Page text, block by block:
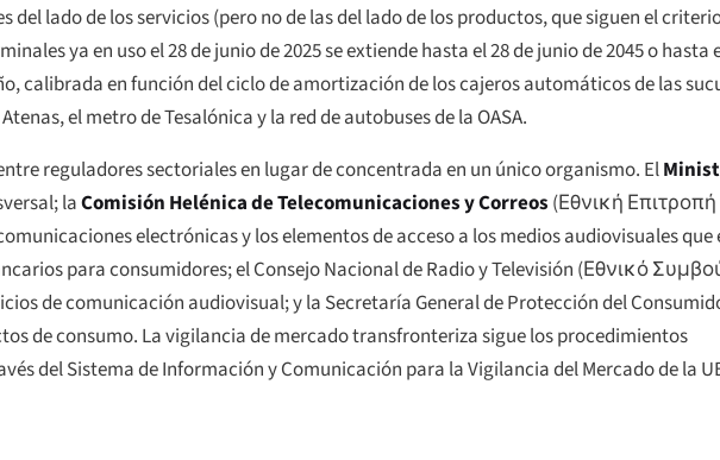
lado de los servicios (pero no de las del lado de los productos, que siguen el
ya en uso el 28 de junio de 2025 se extiende hasta el 28 de junio de 2045 o hasta
calibrada en función del ciclo de amortización de los cajeros automáticos de las
el metro de Tesalónica y la red de autobuses de la OASA.
reguladores sectoriales en lugar de concentrada en un único organismo. El
laComisión Helénica de Telecomunicaciones y Correos (Εθνική Επιτροπή
electrónicas y los elementos de acceso a los medios audiovisuales
para consumidores; el Consejo Nacional de Radio y Televisión (Εθνικό
de comunicación audiovisual; y la Secretaría General de Protección del
de consumo. La vigilancia de mercado transfronteriza sigue los procedimientos
del Sistema de Información y Comunicación para la Vigilancia del Mercado de la